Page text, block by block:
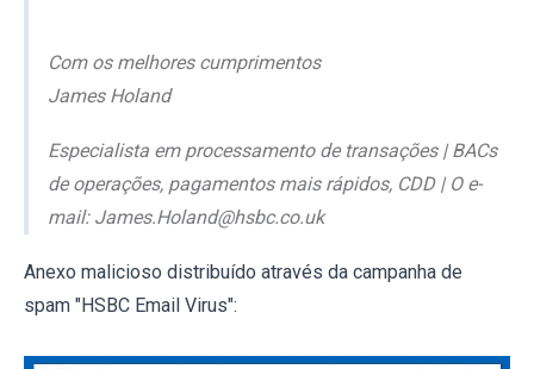
Com os melhores cumprimentos
James Holand
Especialista em processamento de transações | BACs
de operações, pagamentos mais rápidos, CDD | O e-
mail: James.Holand@hsbc.co.uk
Anexo malicioso distribuído através da campanha de
spam "HSBC Email Virus":